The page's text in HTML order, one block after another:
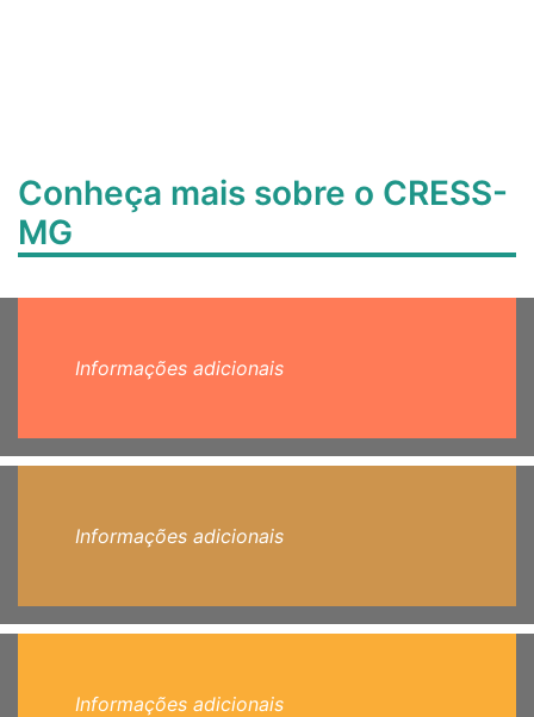
Conheça mais sobre o CRESS-
MG
Informações adicionais
Informações adicionais
Informações adicionais